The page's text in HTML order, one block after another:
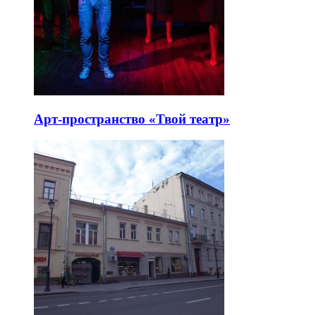
Арт-пространство «Твой театр»